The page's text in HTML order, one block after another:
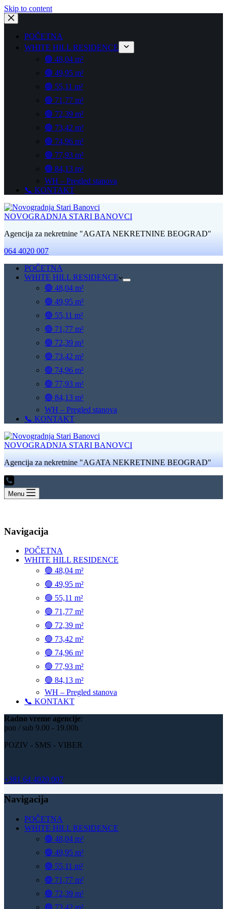
Skip to content
POČETNA
WHITE HILL RESIDENCE
🟢 48,04 m²
🟢 49,95 m²
🟢 55,11 m²
🟢 71,77 m²
🟢 72,39 m²
🟢 73,42 m²
🟢 74,96 m²
🟢 77,93 m²
🟢 84,13 m²
WH – Pregled stanova
📞 KONTAKT
NOVOGRADNJA STARI BANOVCI
Agencija za nekretnine "AGATA NEKRETNINE BEOGRAD"
064 4020 007
POČETNA
WHITE HILL RESIDENCE
🟢 48,04 m²
🟢 49,95 m²
🟢 55,11 m²
🟢 71,77 m²
🟢 72,39 m²
🟢 73,42 m²
🟢 74,96 m²
🟢 77,93 m²
🟢 84,13 m²
WH – Pregled stanova
📞 KONTAKT
NOVOGRADNJA STARI BANOVCI
Agencija za nekretnine "AGATA NEKRETNINE BEOGRAD"
Menu
Navigacija
POČETNA
WHITE HILL RESIDENCE
🟢 48,04 m²
🟢 49,95 m²
🟢 55,11 m²
🟢 71,77 m²
🟢 72,39 m²
🟢 73,42 m²
🟢 74,96 m²
🟢 77,93 m²
🟢 84,13 m²
WH – Pregled stanova
📞 KONTAKT
Radno vreme agencije:
pon / sub 9.00 - 19.00h
POZIV - SMS - VIBER
+381 64 4020 007
Navigacija
POČETNA
WHITE HILL RESIDENCE
🟢 48,04 m²
🟢 49,95 m²
🟢 55,11 m²
🟢 71,77 m²
🟢 72,39 m²
🟢 73,42 m²